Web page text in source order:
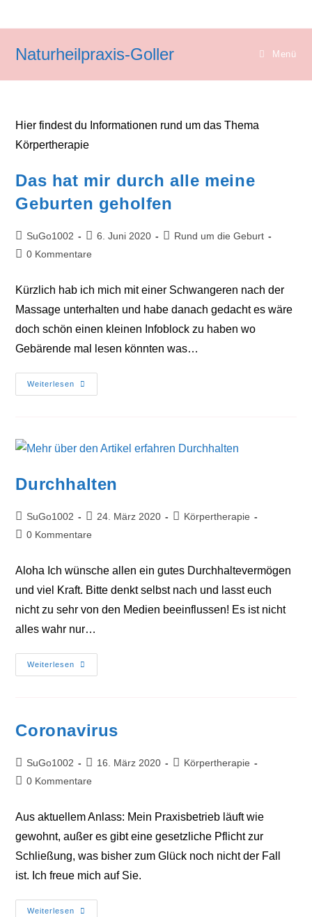
Naturheilpraxis-Goller Menü
Hier findest du Informationen rund um das Thema
Körpertherapie
Das hat mir durch alle meine
Geburten geholfen
Beitrags-
Autor:
SuGo1002
Beitrag
6. Juni 2020
Beitrags-
Rund um die Geburt
Beitrags-
0 Kommentare
Kürzlich hab ich mich mit einer Schwangeren nach der
Massage unterhalten und habe danach gedacht es wäre
doch schön einen kleinen Infoblock zu haben wo
Gebärende mal lesen könnten was…
Weiterlesen
Das
Hat
Geburten
Geholfen
Durchhalten
Beitrags-
Autor:
SuGo1002
Beitrag
24. März 2020
Beitrags-
Körpertherapie
Beitrags-
0 Kommentare
Aloha Ich wünsche allen ein gutes Durchhaltevermögen
und viel Kraft. Bitte denkt selbst nach und lasst euch
nicht zu sehr von den Medien beeinflussen! Es ist nicht
alles wahr nur…
Weiterlesen Durchhalten
Coronavirus
Beitrags-
Autor:
SuGo1002
Beitrag
16. März 2020
Beitrags-
Körpertherapie
Beitrags-
0 Kommentare
Aus aktuellem Anlass: Mein Praxisbetrieb läuft wie
gewohnt, außer es gibt eine gesetzliche Pflicht zur
Schließung, was bisher zum Glück noch nicht der Fall
ist. Ich freue mich auf Sie.
Weiterlesen Coronavirus